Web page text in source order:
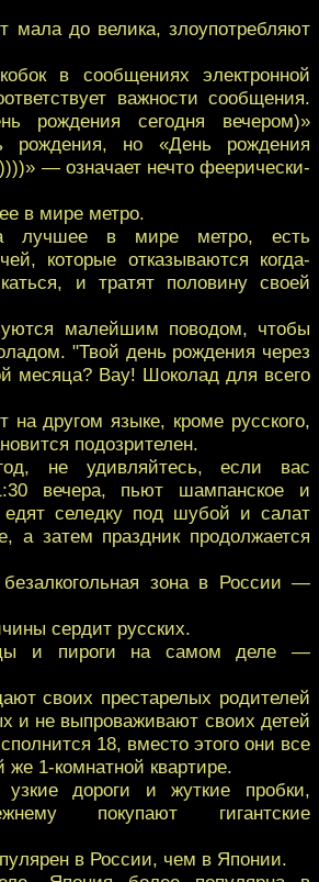
мала до велика, злоупотребляют
в сообщениях электронной
важности сообщения.
рождения сегодня вечером)»
рождения, но «День рождения
— означает нечто феерически-
в мире метро.
лучшее в мире метро, есть
которые отказываются когда-
и тратят половину своей
малейшим поводом, чтобы
"Твой день рождения через
месяца? Вау! Шоколад для всего
на другом языке, кроме русского,
подозрителен.
не удивляйтесь, если вас
вечера, пьют шампанское и
едят селедку под шубой и салат
а затем праздник продолжается
зона в России —
сердит русских.
и пироги на самом деле —
своих престарелых родителей
и не выпроваживают своих детей
18, вместо этого они все
же 1-комнатной квартире.
дороги и жуткие пробки,
покупают гигантские
в России, чем в Японии.